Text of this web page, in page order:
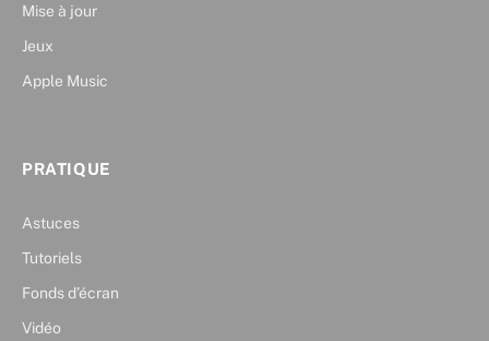
Mise à jour
Jeux
Apple Music
PRATIQUE
Astuces
Tutoriels
Fonds d’écran
Vidéo